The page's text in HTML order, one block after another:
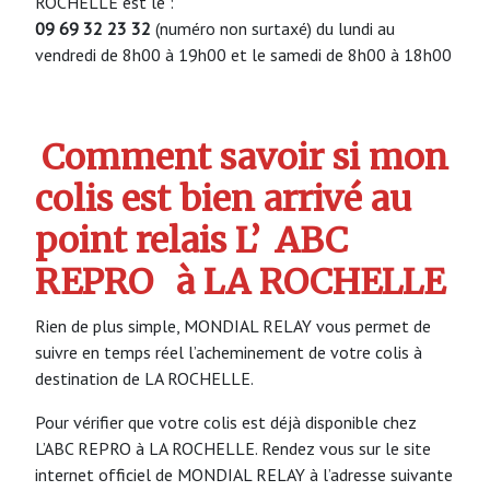
09 69 32 23 32 (numéro non surtaxé) du lundi au
vendredi de 8h00 à 19h00 et le samedi de 8h00 à 18h00
Comment savoir si mon
colis est bien arrivé au
point relais L’ ABC
REPRO à LA ROCHELLE
Rien de plus simple, MONDIAL RELAY vous permet de
suivre en temps réel l’acheminement de votre colis à
destination de LA ROCHELLE.
Pour vérifier que votre colis est déjà disponible chez
L’ABC REPRO à LA ROCHELLE. Rendez vous sur le site
internet officiel de MONDIAL RELAY à l’adresse suivante